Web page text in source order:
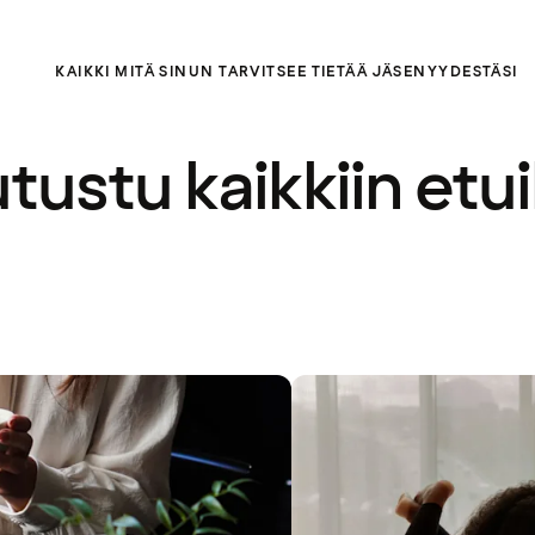
KAIKKI MITÄ SINUN TARVITSEE TIETÄÄ JÄSENYYDESTÄSI
kaikkiin